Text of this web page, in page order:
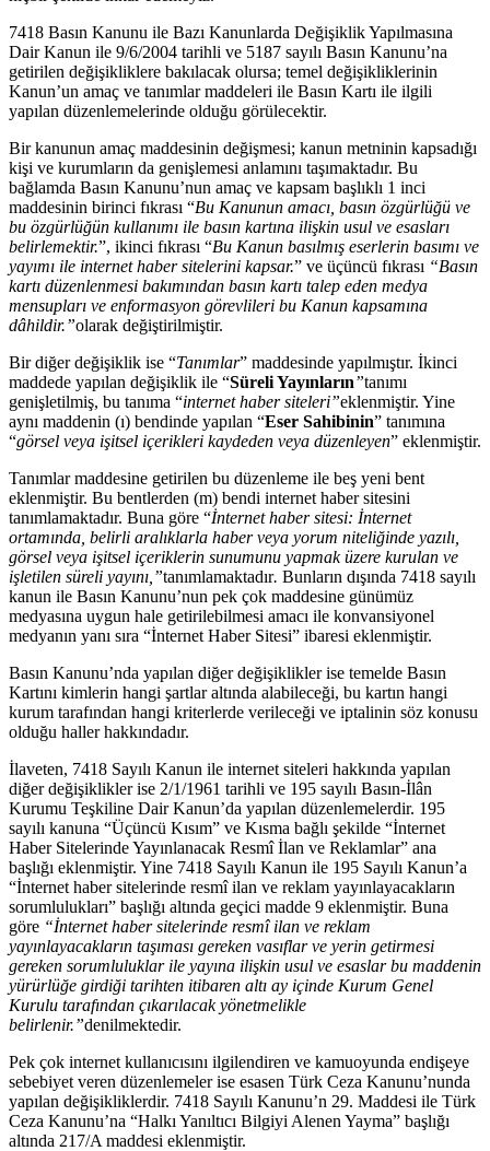
7418 Basın Kanunu ile Bazı Kanunlarda Değişiklik Yapılmasına
Dair Kanun ile 9/6/2004 tarihli ve 5187 sayılı Basın Kanunu’na
getirilen değişikliklere bakılacak olursa; temel değişikliklerinin
Kanun’un amaç ve tanımlar maddeleri ile Basın Kartı ile ilgili
yapılan düzenlemelerinde olduğu görülecektir.
Bir kanunun amaç maddesinin değişmesi; kanun metninin kapsadığı
kişi ve kurumların da genişlemesi anlamını taşımaktadır. Bu
bağlamda Basın Kanunu’nun amaç ve kapsam başlıklı 1 inci
maddesinin birinci fıkrası “Bu Kanunun amacı, basın özgürlüğü ve
bu özgürlüğün kullanımı ile basın kartına ilişkin usul ve esasları
belirlemektir.”, ikinci fıkrası “Bu Kanun basılmış eserlerin basımı ve
yayımı ile internet haber sitelerini kapsar.” ve üçüncü fıkrası “Basın
kartı düzenlenmesi bakımından basın kartı talep eden medya
mensupları ve enformasyon görevlileri bu Kanun kapsamına
dâhildir.”olarak değiştirilmiştir.
Bir diğer değişiklik ise “Tanımlar” maddesinde yapılmıştır. İkinci
maddede yapılan değişiklik ile “Süreli Yayınların”tanımı
genişletilmiş, bu tanıma “internet haber siteleri”eklenmiştir. Yine
aynı maddenin (ı) bendinde yapılan “Eser Sahibinin” tanımına
“görsel veya işitsel içerikleri kaydeden veya düzenleyen” eklenmiştir.
Tanımlar maddesine getirilen bu düzenleme ile beş yeni bent
eklenmiştir. Bu bentlerden (m) bendi internet haber sitesini
tanımlamaktadır. Buna göre “İnternet haber sitesi: İnternet
ortamında, belirli aralıklarla haber veya yorum niteliğinde yazılı,
görsel veya işitsel içeriklerin sunumunu yapmak üzere kurulan ve
işletilen süreli yayını,”tanımlamaktadır. Bunların dışında 7418 sayılı
kanun ile Basın Kanunu’nun pek çok maddesine günümüz
medyasına uygun hale getirilebilmesi amacı ile konvansiyonel
medyanın yanı sıra “İnternet Haber Sitesi” ibaresi eklenmiştir.
Basın Kanunu’nda yapılan diğer değişiklikler ise temelde Basın
Kartını kimlerin hangi şartlar altında alabileceği, bu kartın hangi
kurum tarafından hangi kriterlerde verileceği ve iptalinin söz konusu
olduğu haller hakkındadır.
İlaveten, 7418 Sayılı Kanun ile internet siteleri hakkında yapılan
diğer değişiklikler ise 2/1/1961 tarihli ve 195 sayılı Basın-İlân
Kurumu Teşkiline Dair Kanun’da yapılan düzenlemelerdir. 195
sayılı kanuna “Üçüncü Kısım” ve Kısma bağlı şekilde “İnternet
Haber Sitelerinde Yayınlanacak Resmî İlan ve Reklamlar” ana
başlığı eklenmiştir. Yine 7418 Sayılı Kanun ile 195 Sayılı Kanun’a
“İnternet haber sitelerinde resmî ilan ve reklam yayınlayacakların
sorumlulukları” başlığı altında geçici madde 9 eklenmiştir. Buna
göre “İnternet haber sitelerinde resmî ilan ve reklam
yayınlayacakların taşıması gereken vasıflar ve yerin getirmesi
gereken sorumluluklar ile yayına ilişkin usul ve esaslar bu maddenin
yürürlüğe girdiği tarihten itibaren altı ay içinde Kurum Genel
Kurulu tarafından çıkarılacak yönetmelikle
belirlenir.”denilmektedir.
Pek çok internet kullanıcısını ilgilendiren ve kamuoyunda endişeye
sebebiyet veren düzenlemeler ise esasen Türk Ceza Kanunu’nunda
yapılan değişikliklerdir. 7418 Sayılı Kanunu’n 29. Maddesi ile Türk
Ceza Kanunu’na “Halkı Yanıltıcı Bilgiyi Alenen Yayma” başlığı
altında 217/A maddesi eklenmiştir.